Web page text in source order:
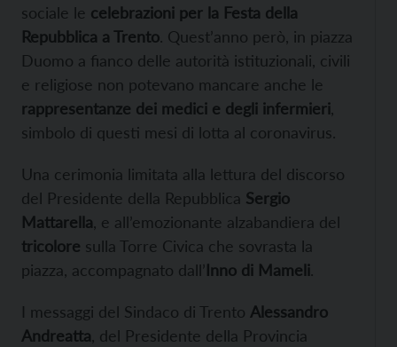
sociale le celebrazioni per la Festa della
Repubblica a Trento. Quest’anno però, in piazza
Duomo a fianco delle autorità istituzionali, civili
e religiose non potevano mancare anche le
rappresentanze dei medici e degli infermieri
simbolo di questi mesi di lotta al coronavirus.
Una cerimonia limitata alla lettura del discorso
del Presidente della Repubblica Sergio
Mattarella , e all’emozionante alzabandiera del
tricolore sulla Torre Civica che sovrasta la
piazza, accompagnato dall’Inno di Mameli.
I messaggi del Sindaco di Trento Alessandro
Andreatta , del Presidente della Provincia